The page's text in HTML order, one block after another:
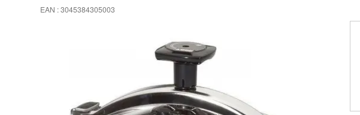
EAN : 3045384305003